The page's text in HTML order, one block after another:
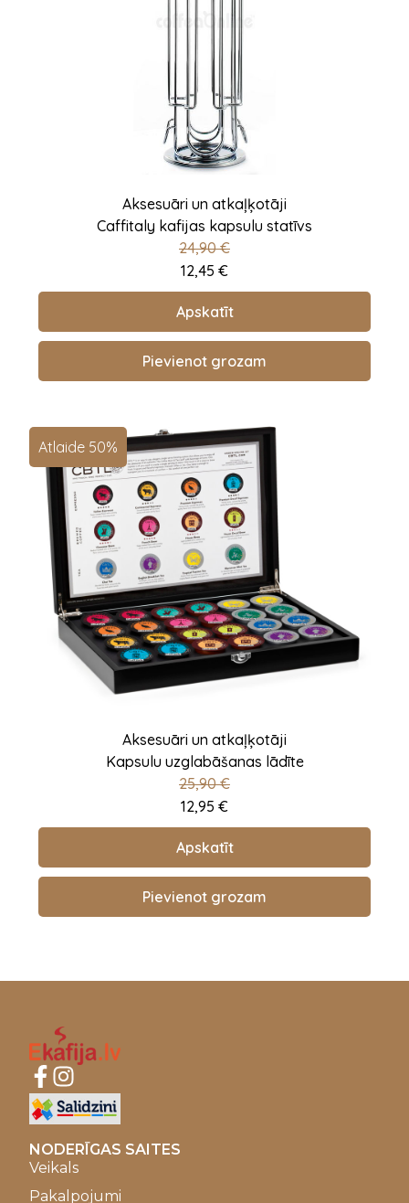
Aksesuāri un atkaļķotāji
Caffitaly kafijas kapsulu statīvs
24,90€
12,45 €
Apskatīt
Pievienot grozam
Atlaide 50%
Aksesuāri un atkaļķotāji
Kapsulu uzglabāšanas lādīte
25,90€
12,95 €
Apskatīt
Pievienot grozam
NODERĪGAS SAITES
Veikals
Pakalpojumi